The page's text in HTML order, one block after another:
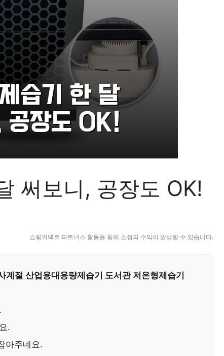
써보니, 공장도 OK!
쇼핑커넥트 파트너스 활동을 통해 소정의 수익이 발생할 수 있습니다.
계절 산업용대용량제습기 도서관 저온형제습기
.
아주네요.